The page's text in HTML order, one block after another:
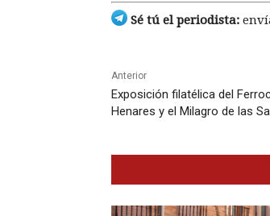
Sé tú el periodista:
Anterior
Exposición filatélica del
Henares y el Milagro de las